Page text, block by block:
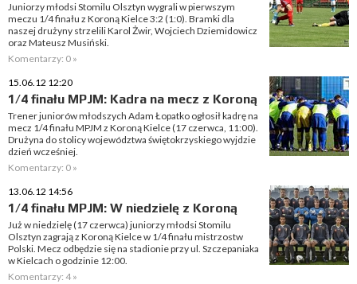
Juniorzy młodsi Stomilu Olsztyn wygrali w pierwszym
meczu 1/4 finału z Koroną Kielce 3:2 (1:0). Bramki dla
naszej drużyny strzelili Karol Żwir, Wojciech Dziemidowicz
oraz Mateusz Musiński.
Komentarzy: 0 »
15.06.12 12:20
1/4 finału MPJM: Kadra na mecz z Koroną
Trener juniorów młodszych Adam Łopatko ogłosił kadrę na
mecz 1/4 finału MPJM z Koroną Kielce (17 czerwca, 11:00).
Drużyna do stolicy województwa świętokrzyskiego wyjdzie
dzień wcześniej.
Komentarzy: 0 »
13.06.12 14:56
1/4 finału MPJM: W niedzielę z Koroną
Już w niedzielę (17 czerwca) juniorzy młodsi Stomilu
Olsztyn zagrają z Koroną Kielce w 1/4 finału mistrzostw
Polski. Mecz odbędzie się na stadionie przy ul. Szczepaniaka
w Kielcach o godzinie 12:00.
Komentarzy: 4 »